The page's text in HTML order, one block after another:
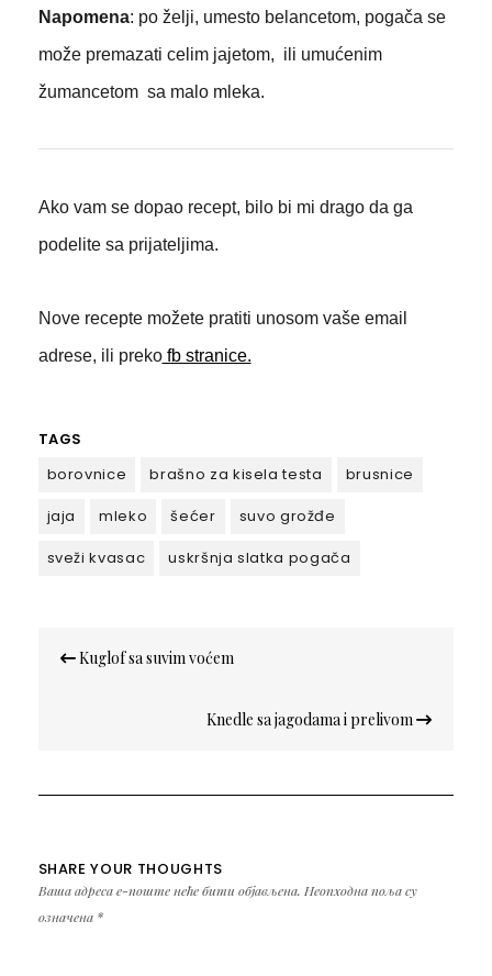
Napomena: po želji, umesto belancetom, pogača se
može premazati celim jajetom, ili umućenim
žumancetom sa malo mleka.
Ako vam se dopao recept, bilo bi mi drago da ga
podelite sa prijateljima.
Nove recepte možete pratiti unosom vaše email
adrese, ili prekofb stranice.
TAGS
borovnice
brašno za kisela testa
brusnice
jaja
mleko šećer
suvo grožđe
sveži kvasac
uskršnja slatka pogača
чланка
Kuglof sa suvim voćem
Knedle sa jagodama i prelivom
SHARE YOUR THOUGHTS
Ваша адреса е-поште неће бити објављена. Неопходна поља су
означена *